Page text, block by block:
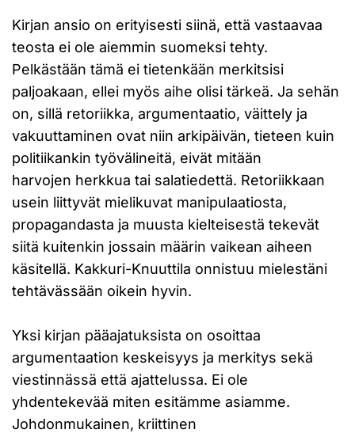
Kirjan ansio on erityisesti siinä, että vastaavaa
teosta ei ole aiemmin suomeksi tehty.
Pelkästään tämä ei tietenkään merkitsisi
paljoakaan, ellei myös aihe olisi tärkeä. Ja sehän
on, sillä retoriikka, argumentaatio, väittely ja
vakuuttaminen ovat niin arkipäivän, tieteen kuin
politiikankin työvälineitä, eivät mitään
harvojen herkkua tai salatiedettä. Retoriikkaan
usein liittyvät mielikuvat manipulaatiosta,
propagandasta ja muusta kielteisestä tekevät
siitä kuitenkin jossain määrin vaikean aiheen
käsitellä. Kakkuri-Knuuttila onnistuu mielestäni
tehtävässään oikein hyvin.
Yksi kirjan pääajatuksista on osoittaa
argumentaation keskeisyys ja merkitys sekä
viestinnässä että ajattelussa. Ei ole
yhdentekevää miten esitämme asiamme.
Johdonmukainen, kriittinen